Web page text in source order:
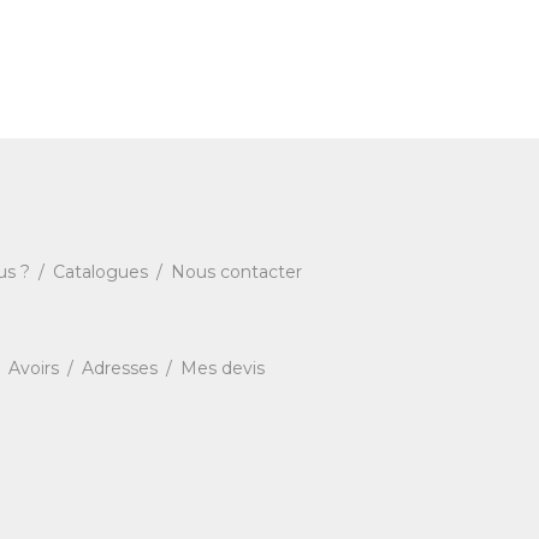
? Catalogues Nous contacter
Avoirs Adresses Mes devis